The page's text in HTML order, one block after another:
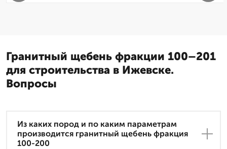
Гранитный щебень фракции 100–201
для строительства в Ижевске.
Вопросы
Из каких пород и по каким параметрам
производится гранитный щебень фракция
100-200